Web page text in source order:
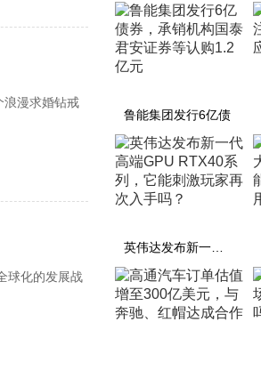
浪漫求婚钻戒
球化的发展战
鲁能集团发行6亿债